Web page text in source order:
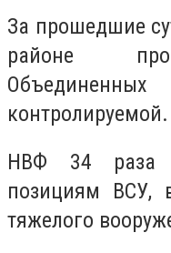
За прошедшие
районе
контролируемой.
НВФ 34 раза
позициям ВСУ,
тяжелого